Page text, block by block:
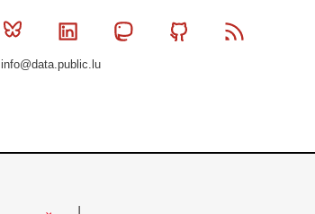
Bluesky Linkedin MastodonGithub
info@data.public.lu